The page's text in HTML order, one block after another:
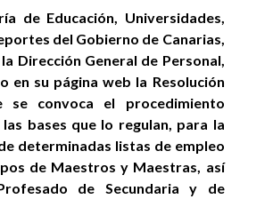
de Educación, Universidades,
del Gobierno de Canarias,
Dirección General de Personal,
en su página web la Resolución
convoca el procedimiento
bases que lo regulan, para la
determinadas listas de empleo
de Maestros y Maestras, así
de Secundaria y de